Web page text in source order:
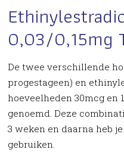
0,03/0,15mg
De twee verschillende
progestageen) en
hoeveelheden 30mcg en
genoemd. Deze
3 weken en daarna heb
gebruiken.